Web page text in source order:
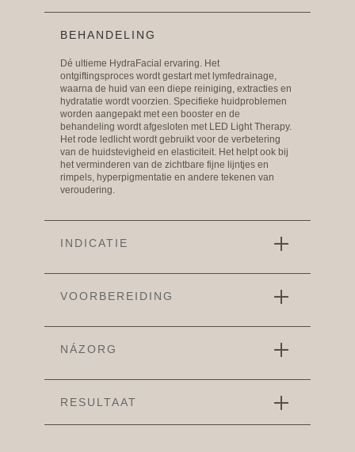
BEHANDELING
Dé ultieme HydraFacial ervaring. Het
ontgiftingsproces wordt gestart met lymfedrainage,
waarna de huid van een diepe reiniging, extracties en
hydratatie wordt voorzien. Specifieke huidproblemen
worden aangepakt met een booster en de
behandeling wordt afgesloten met LED Light Therapy.
Het rode ledlicht wordt gebruikt voor de verbetering
van de huidstevigheid en elasticiteit. Het helpt ook bij
het verminderen van de zichtbare fijne lijntjes en
rimpels, hyperpigmentatie en andere tekenen van
veroudering.
INDICATIE
VOORBEREIDING
NÁZORG
RESULTAAT